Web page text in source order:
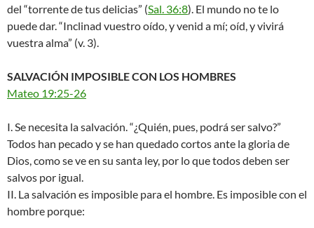
del “torrente de tus delicias” (Sal. 36:8). El mundo no te lo
puede dar. “Inclinad vuestro oído, y venid a mí; oíd, y vivirá
vuestra alma” (v. 3).
SALVACIÓN IMPOSIBLE CON LOS HOMBRES
Mateo 19:25-26
I. Se necesita la salvación. “¿Quién, pues, podrá ser salvo?”
Todos han pecado y se han quedado cortos ante la gloria de
Dios, como se ve en su santa ley, por lo que todos deben ser
salvos por igual.
II. La salvación es imposible para el hombre. Es imposible con el
hombre porque: